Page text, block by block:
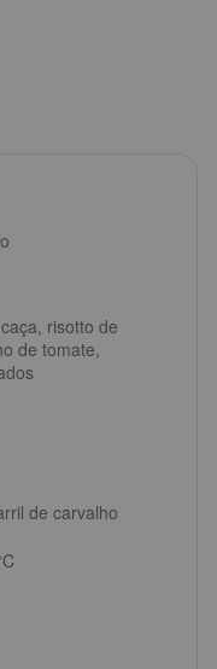
risotto de
de tomate,
de carvalho